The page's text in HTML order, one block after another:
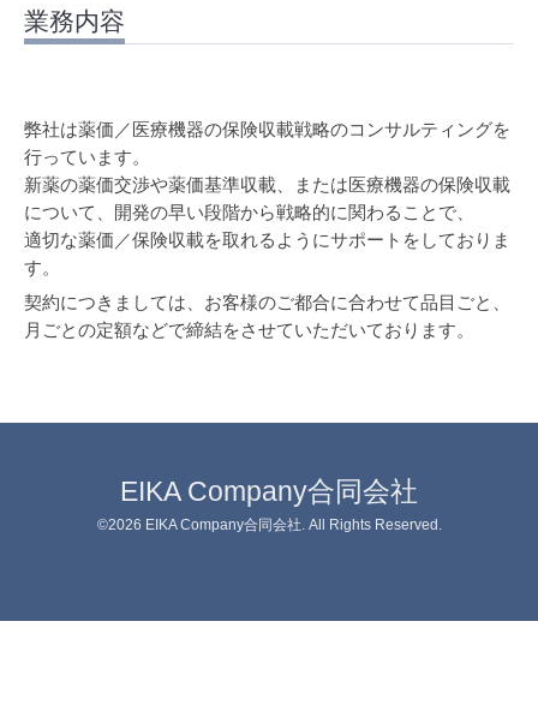
業務内容
弊社は薬価／医療機器の保険収載戦略のコンサルティングを
行っています。
新薬の薬価交渉や薬価基準収載、または医療機器の保険収載
について、開発の早い段階から戦略的に関わることで、
適切な薬価／保険収載を取れるようにサポートをしておりま
す。
契約につきましては、お客様のご都合に合わせて品目ごと、
月ごとの定額などで締結をさせていただいております。
EIKA Company合同会社
©2026 EIKA Company合同会社 . All Rights Reserved.